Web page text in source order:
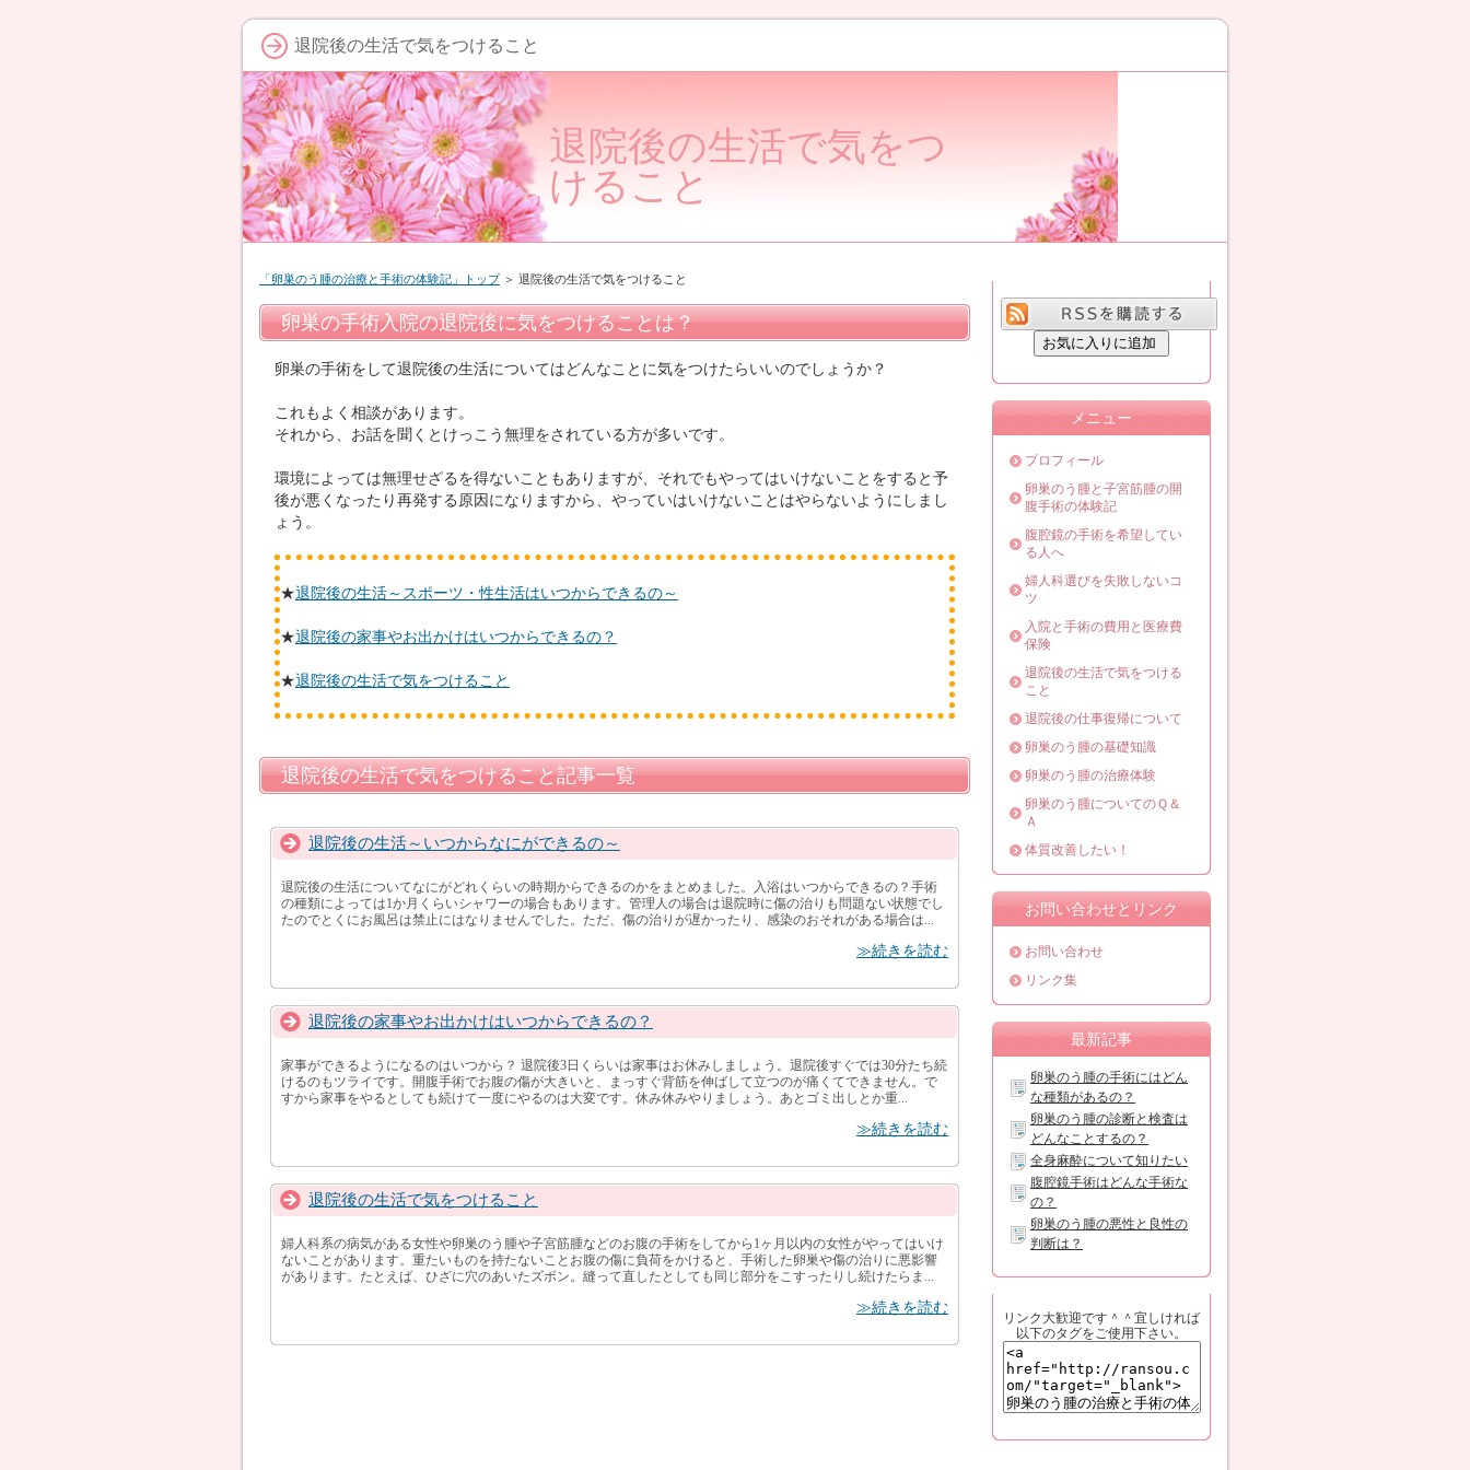
退院後の生活で気をつけること
退院後の生活で気をつ
けること
「卵巣のう腫の治療と手術の体験記」トップ＞ 退院後の生活で気をつけること
卵巣の手術入院の退院後に気をつけることは？
卵巣の手術をして退院後の生活についてはどんなことに気をつけたらいいのでしょうか？
これもよく相談があります。
それから、お話を聞くとけっこう無理をされている方が多いです。
環境によっては無理せざるを得ないこともありますが、それでもやってはいけないことをすると予
後が悪くなったり再発する原因になりますから、やっていはいけないことはやらないようにしまし
ょう。
★退院後の生活～スポーツ・性生活はいつからできるの～
★退院後の家事やお出かけはいつからできるの？
★退院後の生活で気をつけること
退院後の生活で気をつけること記事一覧
退院後の生活～いつからなにができるの～
退院後の生活についてなにがどれくらいの時期からできるのかをまとめました。入浴はいつからできるの？手術
の種類によっては1か月くらいシャワーの場合もあります。管理人の場合は退院時に傷の治りも問題ない状態でし
たのでとくにお風呂は禁止にはなりませんでした。ただ、傷の治りが遅かったり、感染のおそれがある場合は...
≫続きを読む
退院後の家事やお出かけはいつからできるの？
家事ができるようになるのはいつから？ 退院後3日くらいは家事はお休みしましょう。退院後すぐでは30分たち続
けるのもツライです。開腹手術でお腹の傷が大きいと、まっすぐ背筋を伸ばして立つのが痛くてできません。で
すから家事をやるとしても続けて一度にやるのは大変です。休み休みやりましょう。あとゴミ出しとか重...
≫続きを読む
退院後の生活で気をつけること
婦人科系の病気がある女性や卵巣のう腫や子宮筋腫などのお腹の手術をしてから1ヶ月以内の女性がやってはいけ
ないことがあります。重たいものを持たないことお腹の傷に負荷をかけると、手術した卵巣や傷の治りに悪影響
があります。たとえば、ひざに穴のあいたズボン。縫って直したとしても同じ部分をこすったりし続けたらま...
≫続きを読む
メニュー
プロフィール
卵巣のう腫と子宮筋腫の開
腹手術の体験記
腹腔鏡の手術を希望してい
る人へ
婦人科選びを失敗しないコ
ツ
入院と手術の費用と医療費
保険
退院後の生活で気をつける
こと
退院後の仕事復帰について
卵巣のう腫の基礎知識
卵巣のう腫の治療体験
卵巣のう腫についてのＱ＆
Ａ
体質改善したい！
お問い合わせとリンク
お問い合わせ
リンク集
最新記事
卵巣のう腫の手術にはどん
な種類があるの？
卵巣のう腫の診断と検査は
どんなことするの？
全身麻酔について知りたい
腹腔鏡手術はどんな手術な
の？
卵巣のう腫の悪性と良性の
判断は？
リンク大歓迎です＾＾宜しければ
以下のタグをご使用下さい。